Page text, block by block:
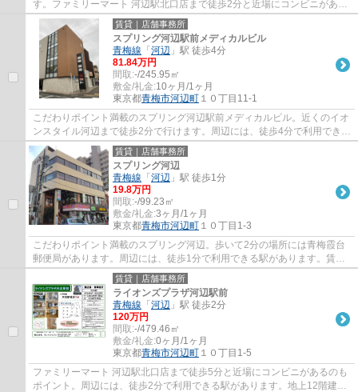
す。ファミリーマート 河辺駅北口店まで徒歩2分と近場にコンビニがある
のもポイント。周辺には、徒歩4分で利用でき...
賃貸｜店舗事務所
スプリング河辺駅前メディカルビル
青梅線 「 河辺 」駅 徒歩4分
81.84万円
間取:-/245.95㎡
敷金/礼金:10ヶ月/1ヶ月
東京都青梅市河辺町 １０丁目11-1
こだわりポイント満載のスプリング河辺駅前メディカルビル。近くのイオ
ンスタイル河辺まで徒歩2分で行けます。周辺には、徒歩4分で利用できる
駅があります。賃料は81.84万円です。こち...
賃貸｜店舗事務所
スプリング河辺
青梅線 「 河辺 」駅 徒歩1分
19.8万円
間取:-/99.23㎡
敷金/礼金:3ヶ月/1ヶ月
東京都青梅市河辺町 １０丁目1-3
こだわりポイント満載のスプリング河辺。歩いて2分の場所には青梅霞台
郵便局があります。周辺には、徒歩1分で利用できる駅があります。賃料
は19.8万円です。開放感溢れた魅力的な物件...
賃貸｜店舗事務所
ライオンズプラザ河辺駅前
青梅線 「 河辺 」駅 徒歩2分
120万円
間取:-/479.46㎡
敷金/礼金:0ヶ月/1ヶ月
東京都青梅市河辺町 １０丁目1-5
ファミリーマート 河辺駅北口店まで徒歩5分と近場にコンビニがあるのも
ポイント。周辺には、徒歩2分で利用できる駅があります。地上12階建て